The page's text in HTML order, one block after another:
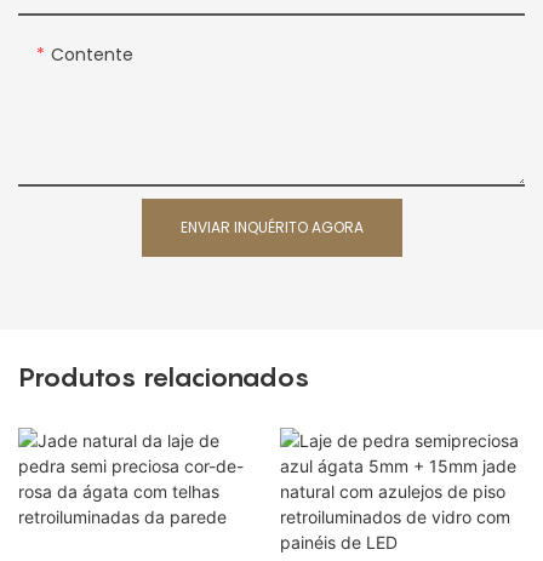
Contente
ENVIAR INQUÉRITO AGORA
Produtos relacionados